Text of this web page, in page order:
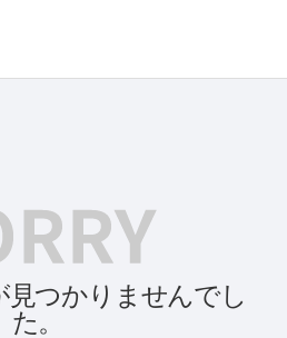
見つかりませんでし
た。